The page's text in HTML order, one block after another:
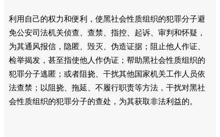
利用自己的权力和便利，使黑社会性质组织的犯罪分子避
免公安司法机关侦查、查禁、指控、起诉、审判和怀疑，
为其通风报信，隐匿、毁灭、伪造证据；阻止他人作证、
检举揭发，甚至指使他人作伪证；帮助黑社会性质组织的
犯罪分子逃匿；或者阻挠、干扰其他国家机关工作人员依
法查禁；以阻挠、拖延、不履行职责等方法，干扰对黑社
会性质组织的犯罪分子的查处，为其获取非法利益的。‍